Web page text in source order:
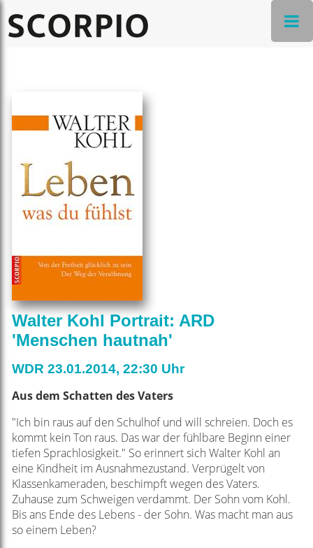
Walter Kohl Portrait: ARD
'Menschen hautnah'
WDR 23.01.2014, 22:30 Uhr
Aus dem Schatten des Vaters
"Ich bin raus auf den Schulhof und will schreien. Doch es
kommt kein Ton raus. Das war der fühlbare Beginn einer
tiefen Sprachlosigkeit." So erinnert sich Walter Kohl an
eine Kindheit im Ausnahmezustand. Verprügelt von
Klassenkameraden, beschimpft wegen des Vaters.
Zuhause zum Schweigen verdammt. Der Sohn vom Kohl.
Bis ans Ende des Lebens - der Sohn. Was macht man aus
so einem Leben?